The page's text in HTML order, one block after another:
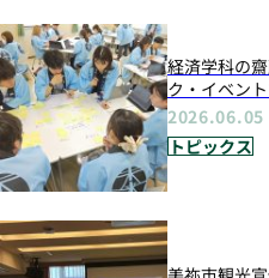
経済学科の
ク・イベン
2026.06.05
トピックス